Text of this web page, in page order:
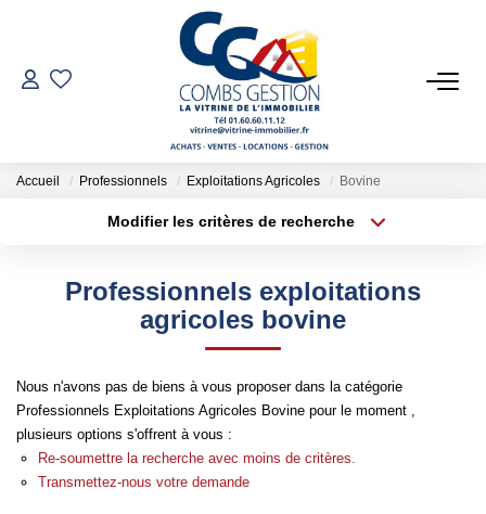
VENTES
LOCATIONS
ESTIMATION
Qui Sommes-Nous
Notre Équipe
Nos Partenaires
Accueil Professionnels Exploitations Agricoles Bovine
Modifier les critères de recherche
Type de bien
Surface min
Créer une alerte
Professionnels exploitations
agricoles bovine
Nous n'avons pas de biens à vous proposer dans la catégorie
Professionnels Exploitations Agricoles Bovine pour le moment ,
plusieurs options s'offrent à vous :
Re-soumettre la recherche avec moins de critères.
Transmettez-nous votre demande